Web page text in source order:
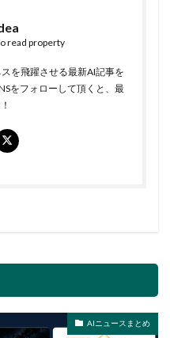
read property
を飛躍させる最新AI記事を
をフォローして頂くと、最
AIニュースまとめ